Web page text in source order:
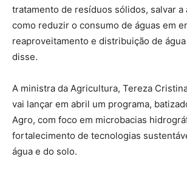
tratamento de resíduos sólidos, salvar a
como reduzir o consumo de águas em
reaproveitamento e distribuição de água
disse.
A ministra da Agricultura, Tereza
vai lançar em abril um programa,
Agro, com foco em microbacias
fortalecimento de tecnologias
água e do solo.